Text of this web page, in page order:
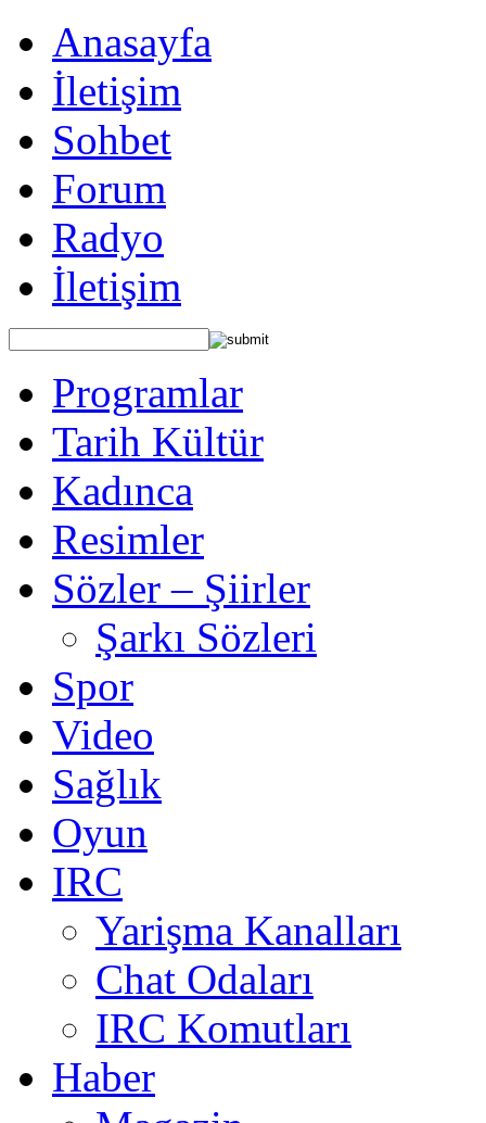
Anasayfa
İletişim
Sohbet
Forum
Radyo
İletişim
Programlar
Tarih Kültür
Kadınca
Resimler
Sözler – Şiirler
Şarkı Sözleri
Spor
Video
Sağlık
Oyun
IRC
Yarişma Kanalları
Chat Odaları
IRC Komutları
Haber